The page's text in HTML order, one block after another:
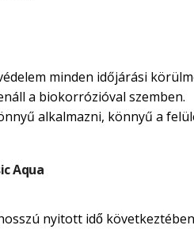
minden időjárási
a biokorrózióval szemben.
alkalmazni, könnyű a
Aqua
nyitott idő következtében